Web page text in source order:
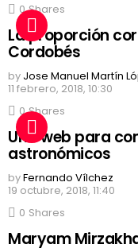
0 Shares
La proporción
Cordobés
by Jose Manuel Martín
11 febrero, 2018, 10:30
0 Shares
Una web para
astronómicos
byFernando Vílchez
19 octubre, 2018, 11:40
0 Shares
Maryam